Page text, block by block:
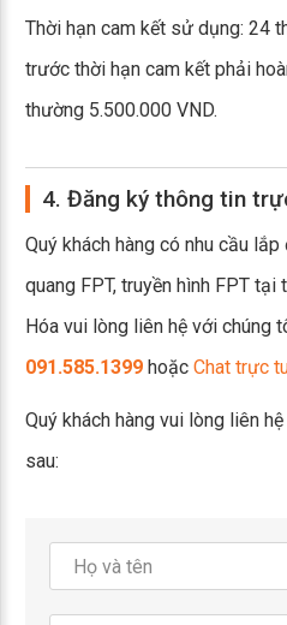
Thời hạn cam kết sử dụng: 24
trước thời hạn cam kết phải
thường 5.500.000 VND.
4. Đăng ký thông tin
Quý khách hàng có nhu cầu
quang FPT, truyền hình FPT tại
Hóa vui lòng liên hệ với chúng
091.585.1399 hoặc Chat trực
Quý khách hàng vui lòng liên
sau: